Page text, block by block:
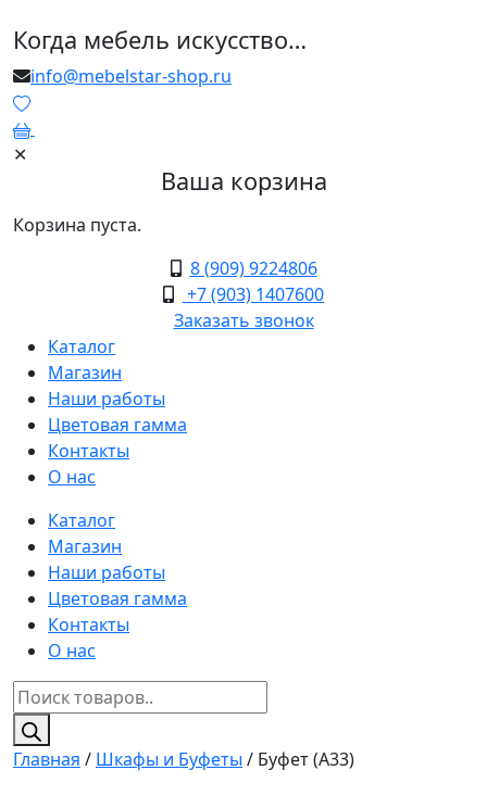
Когда мебель искусство…
info@mebelstar-shop.ru
✕
Ваша корзина
Корзина пуста.
8 (909) 9224806
+7 (903) 1407600
Заказать звонок
Каталог
Магазин
Наши работы
Цветовая гамма
Контакты
О нас
Каталог
Магазин
Наши работы
Цветовая гамма
Контакты
О нас
Поиск
товаров
Главная / Шкафы и Буфеты / Буфет (A33)